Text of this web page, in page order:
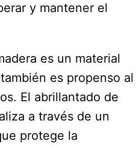
y mantener el
es un material
es propenso al
El abrillantado de
a través de un
protege la